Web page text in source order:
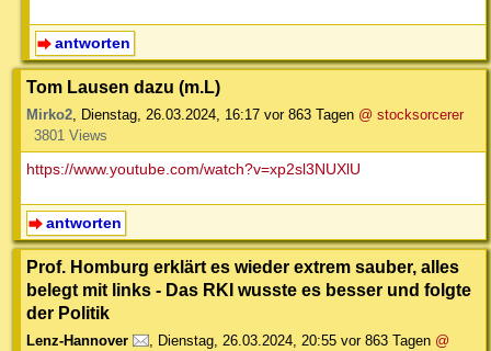
antworten
Tom Lausen dazu (m.L)
Mirko2, Dienstag, 26.03.2024, 16:17 vor 863 Tagen @ stocksorcerer
3801 Views
https://www.youtube.com/watch?v=xp2sl3NUXlU
antworten
Prof. Homburg erklärt es wieder extrem sauber, alles
belegt mit links - Das RKI wusste es besser und folgte
der Politik
Lenz-Hannover Dienstag, 26.03.2024, 20:55 vor 863 Tagen @